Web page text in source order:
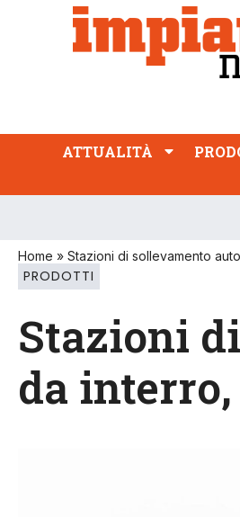
ATTUALITÀ PRODOTTI
PROFESSIONE
ATTUALITÀ
Home » Stazioni di sollevamento
PRODOTTI
Stazioni
da